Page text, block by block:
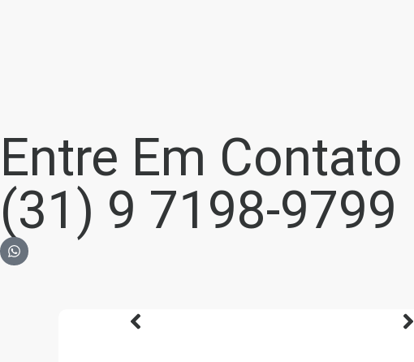
Entre Em Contato
(31) 9 7198-9799